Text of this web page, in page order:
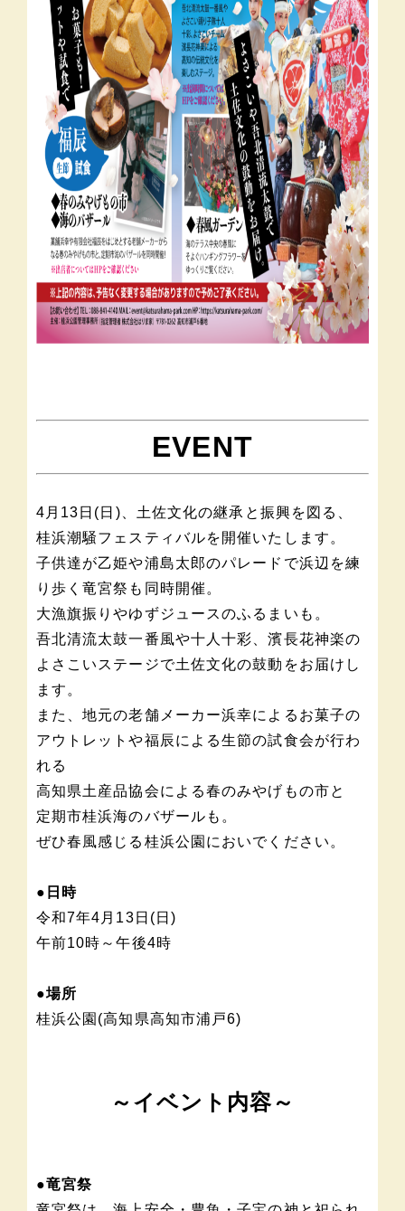
EVENT
4月13日(日)、土佐文化の継承と振興を図る、
桂浜潮騒フェスティバルを開催いたします。
子供達が乙姫や浦島太郎のパレードで浜辺を練
り歩く竜宮祭も同時開催。
大漁旗振りやゆずジュースのふるまいも。
吾北清流太鼓一番風や十人十彩、濱長花神楽の
よさこいステージで土佐文化の鼓動をお届けし
ます。
また、地元の老舗メーカー浜幸によるお菓子の
アウトレットや福辰による生節の試食会が行わ
れる
高知県土産品協会による春のみやげもの市と
定期市桂浜海のバザールも。
ぜひ春風感じる桂浜公園においでください。
●日時
令和7年4月13日(日)
午前10時～午後4時
●場所
桂浜公園(高知県高知市浦戸6)
～イベント内容～
●竜宮祭